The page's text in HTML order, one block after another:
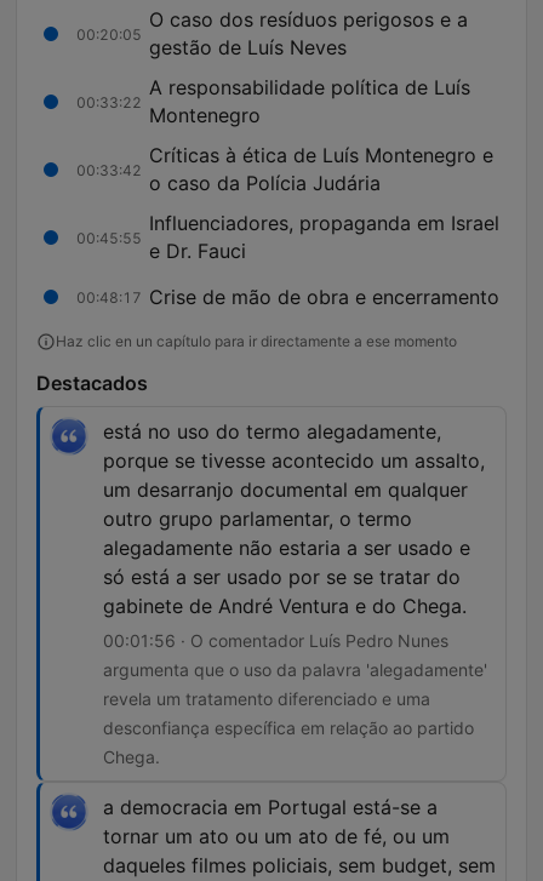
00:20:05
O caso dos resíduos perigosos e a
gestão de Luís Neves
00:33:22
A responsabilidade política de Luís
Montenegro
00:33:42
Críticas à ética de Luís Montenegro e
o caso da Polícia Judária
00:45:55
Influenciadores, propaganda em Israel
e Dr. Fauci
00:48:17 Crise de mão de obra e encerramento
Haz clic en un capítulo para ir directamente a ese momento
Destacados
está no uso do termo alegadamente,
porque se tivesse acontecido um assalto,
um desarranjo documental em qualquer
outro grupo parlamentar, o termo
alegadamente não estaria a ser usado e
só está a ser usado por se se tratar do
gabinete de André Ventura e do Chega.
00:01:56 · O comentador Luís Pedro Nunes
argumenta que o uso da palavra 'alegadamente'
revela um tratamento diferenciado e uma
desconfiança específica em relação ao partido
Chega.
a democracia em Portugal está-se a
tornar um ato ou um ato de fé, ou um
daqueles filmes policiais, sem budget, sem